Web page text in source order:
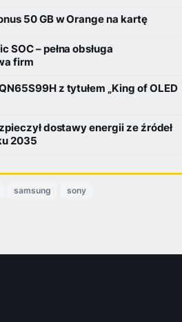
50 GB w Orange na kartę
SOC – pełna obsługa
firm
z tytułem „King of OLED
dostawy energii ze źródeł
2035
samsung sony